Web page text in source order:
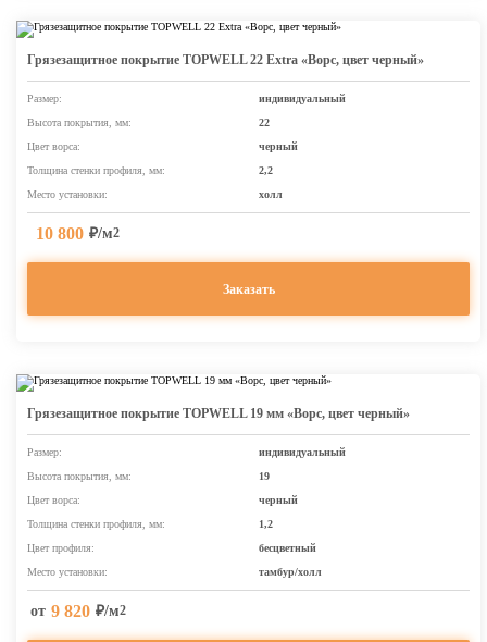
Грязезащитное покрытие TOPWELL 22 Extra «Ворс, цвет черный»
Размер:
индивидуальный
Высота покрытия, мм:
22
Цвет ворса:
черный
Толщина стенки профиля, мм:
2,2
Место установки:
холл
10 800 ₽/м2
Заказать
Грязезащитное покрытие TOPWELL 19 мм «Ворс, цвет черный»
Размер:
индивидуальный
Высота покрытия, мм:
19
Цвет ворса:
черный
Толщина стенки профиля, мм:
1,2
Цвет профиля:
бесцветный
Место установки:
тамбур/холл
от 9 820 ₽/м2